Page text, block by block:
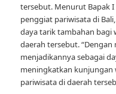
tersebut. Menurut Bapak
penggiat pariwisata di
daya tarik tambahan bagi
daerah tersebut.
menjadikannya sebagai
meningkatkan kunjungan
pariwisata di daerah